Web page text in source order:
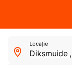
Locație
Diksmuide ,